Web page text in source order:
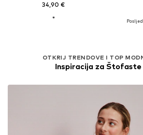
34,90 €
OTKRIJ TRENDOVE I TOP
Inspiracija za Štofaste